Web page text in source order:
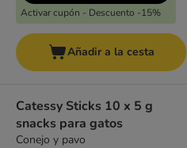
Activar cupón - Descuento -15%
Añadir a la cesta
Catessy Sticks 10 x 5 g
snacks para gatos
Conejo y pavo